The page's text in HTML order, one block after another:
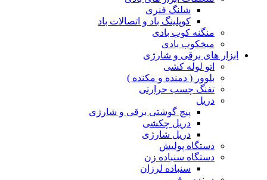
شلنگ فنری
کوپلینگ باد و اتصالات باد
منگنه کوب بادی
میخکوب بادی
ابزار های برقی و شارژی
اتو لوله کشی
بلوور ( دمنده و مکنده )
تفنگ چسب حرارتی
دریل
پیچ گوشتی برقی و شارژی
دریل چکشی
دریل شارژی
دستگاه پولیش
دستگاه سنباده زن
سنباده لرزان